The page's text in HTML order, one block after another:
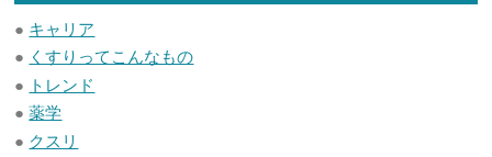
● キャリア
● くすりってこんなもの
● トレンド
●薬学
● クスリ